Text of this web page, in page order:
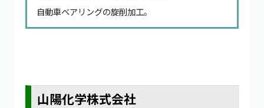
自動車ベアリングの旋削加工。
山陽化学株式会社